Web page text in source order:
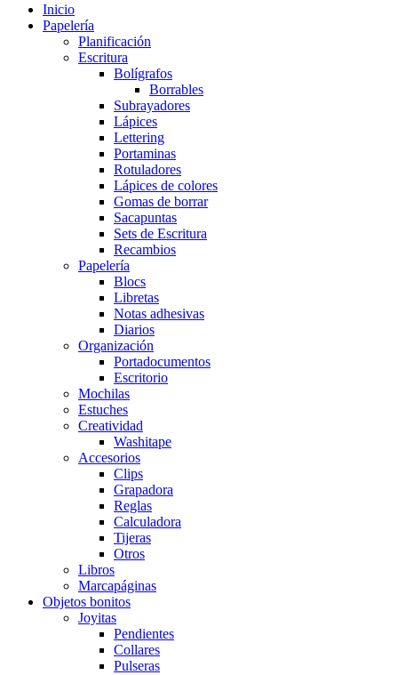
Inicio
Papelería
Planificación
Escritura
Bolígrafos
Borrables
Subrayadores
Lápices
Lettering
Portaminas
Rotuladores
Lápices de colores
Gomas de borrar
Sacapuntas
Sets de Escritura
Recambios
Papelería
Blocs
Libretas
Notas adhesivas
Diarios
Organización
Portadocumentos
Escritorio
Mochilas
Estuches
Creatividad
Washitape
Accesorios
Clips
Grapadora
Reglas
Calculadora
Tijeras
Otros
Libros
Marcapáginas
Objetos bonitos
Joyitas
Pendientes
Collares
Pulseras